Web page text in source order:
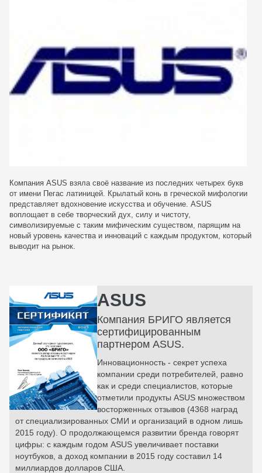
Компания ASUS взяла своё название из последних четырех букв
от имени Пегас латиницей. Крылатый конь в греческой мифологии
представляет вдохновение искусства и обучение. ASUS
воплощает в себе творческий дух, силу и чистоту,
символизируемые с таким мифическим существом, парящим на
новый уровень качества и инноваций с каждым продуктом, который
выводит на рынок.
ASUS
Компания БРИГО является
сертифицированным
партнером ASUS.
Инновационность - секрет успеха
компании среди потребителей, равно
как и среди специалистов, которые
отметили продукты ASUS множеством
восторженных отзывов (4368 наград
от специализированных СМИ и организаций в одном лишь
2015 году). О продолжающемся развитии бренда говорят
цифры: с каждым годом ASUS увеличивает поставки
ноутбуков, а доход компании в 2015 году составил 14
миллиардов долларов США.